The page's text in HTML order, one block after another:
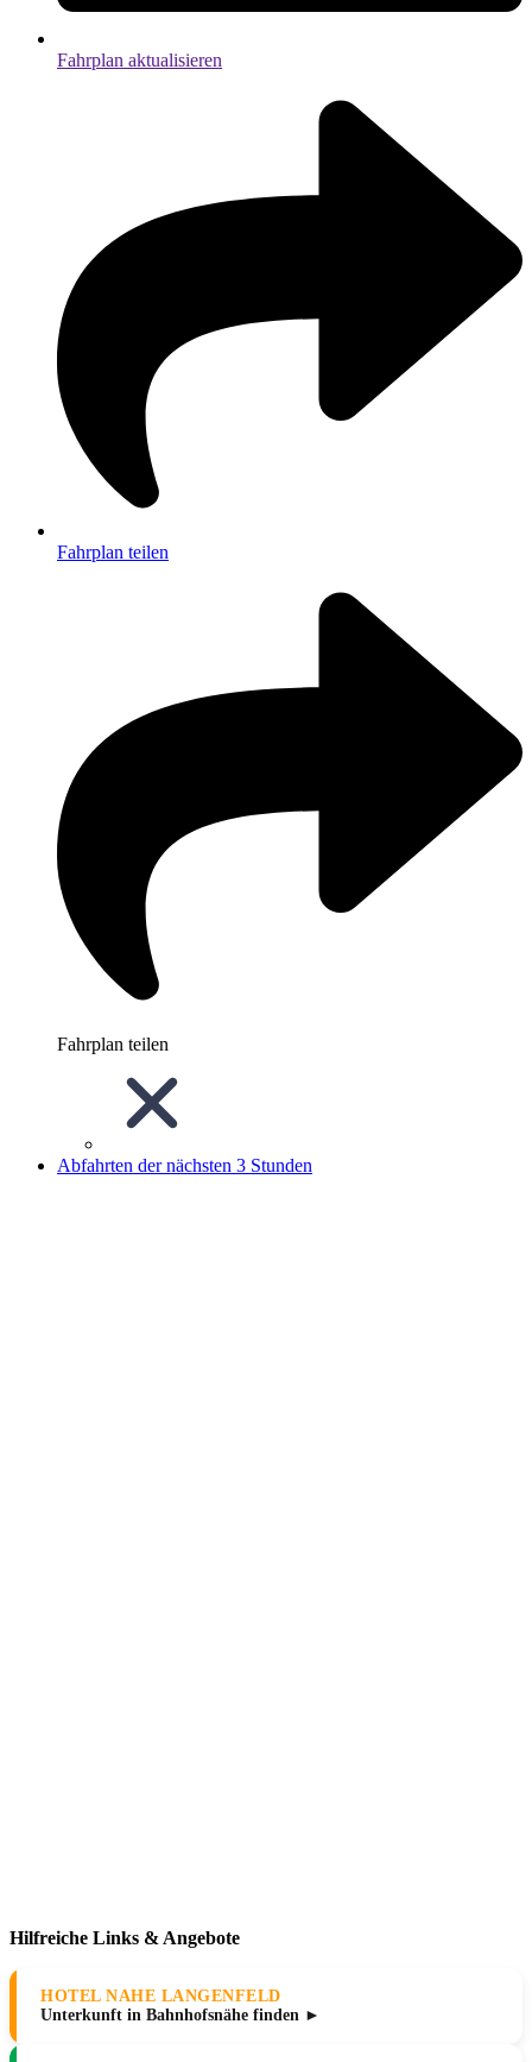
Fahrplan aktualisieren
Fahrplan teilen
Fahrplan teilen
Abfahrten der nächsten 3 Stunden
Hilfreiche Links & Angebote
HOTEL NAHE LANGENFELD
Unterkunft in Bahnhofsnähe finden ►